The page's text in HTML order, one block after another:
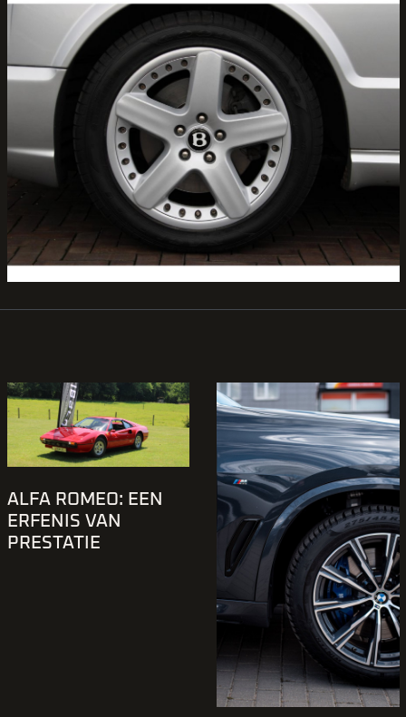
ALFA ROMEO: EEN
ERFENIS VAN
PRESTATIE